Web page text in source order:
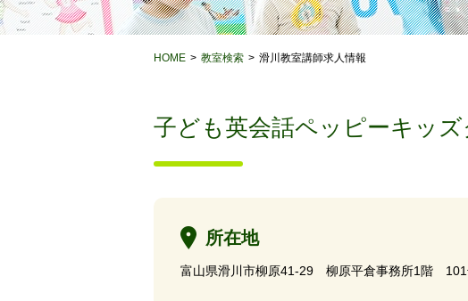
HOME 教室検索 滑川教室講師求人情報
子ども英会話ペッピーキッ
所在地
富山県滑川市柳原41-29 柳原平倉事務所1階